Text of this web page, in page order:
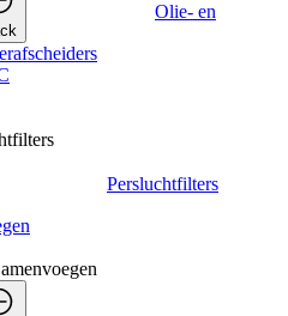
Olie- en
Persluchtfilters